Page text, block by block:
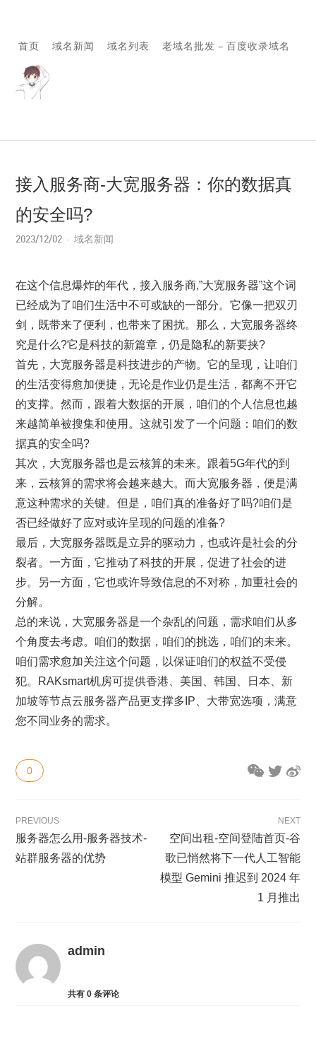
首页 域名新闻 域名列表 老域名批发 – 百度收录域名
接入服务商-大宽服务器：你的数据真
的安全吗?
2023/12/02 域名新闻
在这个信息爆炸的年代，接入服务商,”大宽服务器”这个词
已经成为了咱们生活中不可或缺的一部分。它像一把双刃
剑，既带来了便利，也带来了困扰。那么，大宽服务器终
究是什么?它是科技的新篇章，仍是隐私的新要挟?
首先，大宽服务器是科技进步的产物。它的呈现，让咱们
的生活变得愈加便捷，无论是作业仍是生活，都离不开它
的支撑。然而，跟着大数据的开展，咱们的个人信息也越
来越简单被搜集和使用。这就引发了一个问题：咱们的数
据真的安全吗?
其次，大宽服务器也是云核算的未来。跟着5G年代的到
来，云核算的需求将会越来越大。而大宽服务器，便是满
意这种需求的关键。但是，咱们真的准备好了吗?咱们是
否已经做好了应对或许呈现的问题的准备?
最后，大宽服务器既是立异的驱动力，也或许是社会的分
裂者。一方面，它推动了科技的开展，促进了社会的进
步。另一方面，它也或许导致信息的不对称，加重社会的
分解。
总的来说，大宽服务器是一个杂乱的问题，需求咱们从多
个角度去考虑。咱们的数据，咱们的挑选，咱们的未来。
咱们需求愈加关注这个问题，以保证咱们的权益不受侵
犯。RAKsmart机房可提供香港、美国、韩国、日本、新
加坡等节点云服务器产品更支撑多IP、大带宽选项，满意
您不同业务的需求。
0
PREVIOUS
服务器怎么用-服务器技术-
站群服务器的优势
NEXT
空间出租-空间登陆首页-谷
歌已悄然将下一代人工智能
模型 Gemini 推迟到 2024 年
1 月推出
admin
共有0 条评论